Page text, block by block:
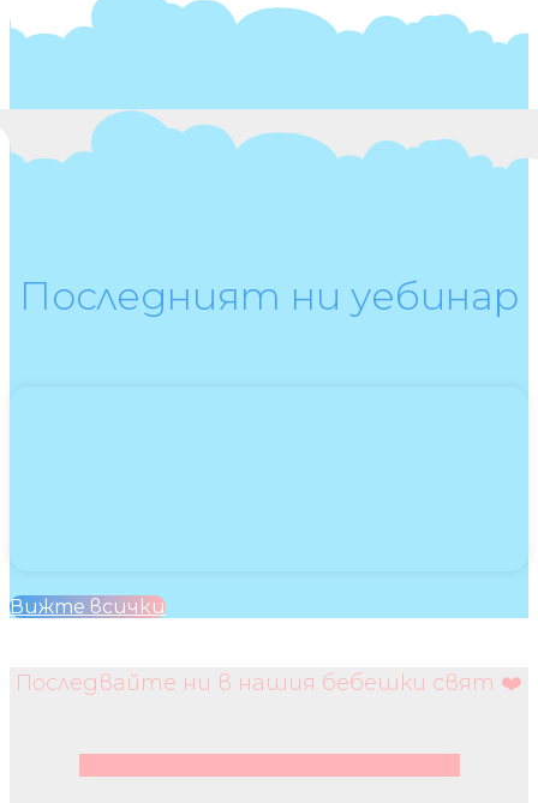
Последният ни уебинар
Вижте всички
Последвайте ни в нашия бебешки свят ❤️